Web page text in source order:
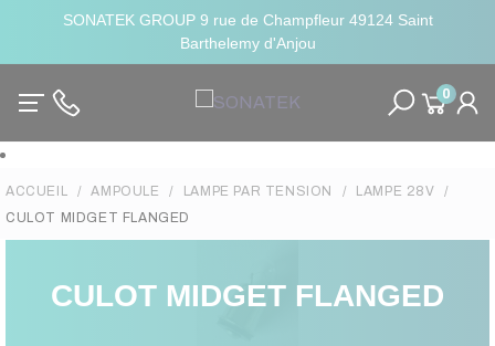
SONATEK GROUP 9 rue de Champfleur 49124 Saint
Barthelemy d'Anjou
0
ACCUEIL AMPOULE LAMPE PAR TENSION
LAMPE 28V
CULOT MIDGET FLANGED
CULOT MIDGET FLANGED